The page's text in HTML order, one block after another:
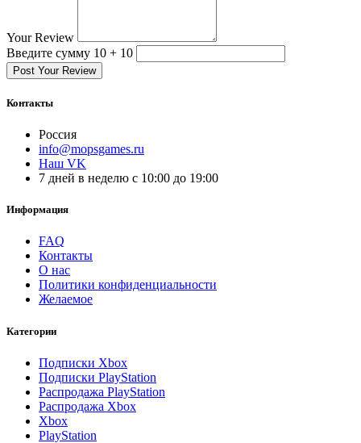
Your Review
Введите сумму 10 + 10
Post Your Review
Контакты
Россия
info@mopsgames.ru
Наш VK
7 дней в неделю с 10:00 до 19:00
Информация
FAQ
Контакты
О нас
Политики конфиденциальности
Желаемое
Категории
Подписки Xbox
Подписки PlayStation
Распродажа PlayStation
Распродажа Xbox
Xbox
PlayStation